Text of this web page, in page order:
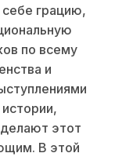
грацию,
по всему
и
этот
В этой